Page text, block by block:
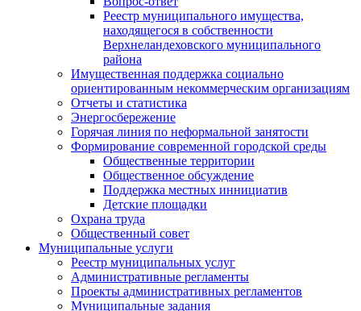
Реестр муниципального имущества,
находящегося в собственности
Верхнеландеховского муниципального
района
Имущественная поддержка социально
ориентированным некоммерческим организациям
Отчеты и статистика
Энергосбережение
Горячая линия по неформальной занятости
Формирование современной городской среды
Общественные территории
Общественное обсуждение
Поддержка местных иннициатив
Детские площадки
Охрана труда
Общественный совет
Муниципальные услуги
Реестр муниципальных услуг
Административные регламенты
Проекты административных регламентов
Муниципальные задания